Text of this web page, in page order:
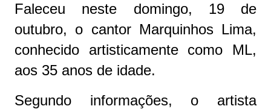
Faleceu neste domingo, 19 de
outubro, o cantor Marquinhos Lima,
conhecido artisticamente como ML,
aos 35 anos de idade.
Segundo informações, o artista